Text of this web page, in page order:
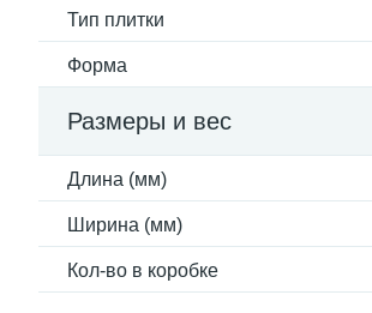
Тип плитки
Форма
Размеры и вес
Длина (мм)
Ширина (мм)
Кол-во в коробке